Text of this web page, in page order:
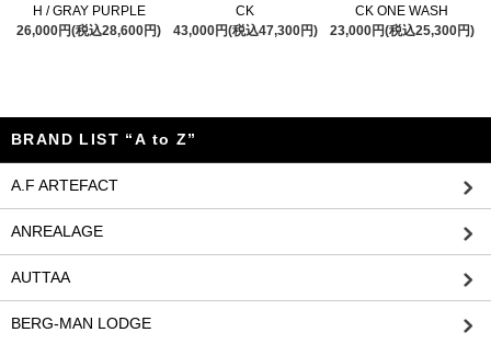
H / GRAY PURPLE
26,000円(税込28,600円)
CK
43,000円(税込47,300円)
CK ONE WASH
23,000円(税込25,300円)
BRAND LIST “A to Z”
A.F ARTEFACT
ANREALAGE
AUTTAA
BERG-MAN LODGE